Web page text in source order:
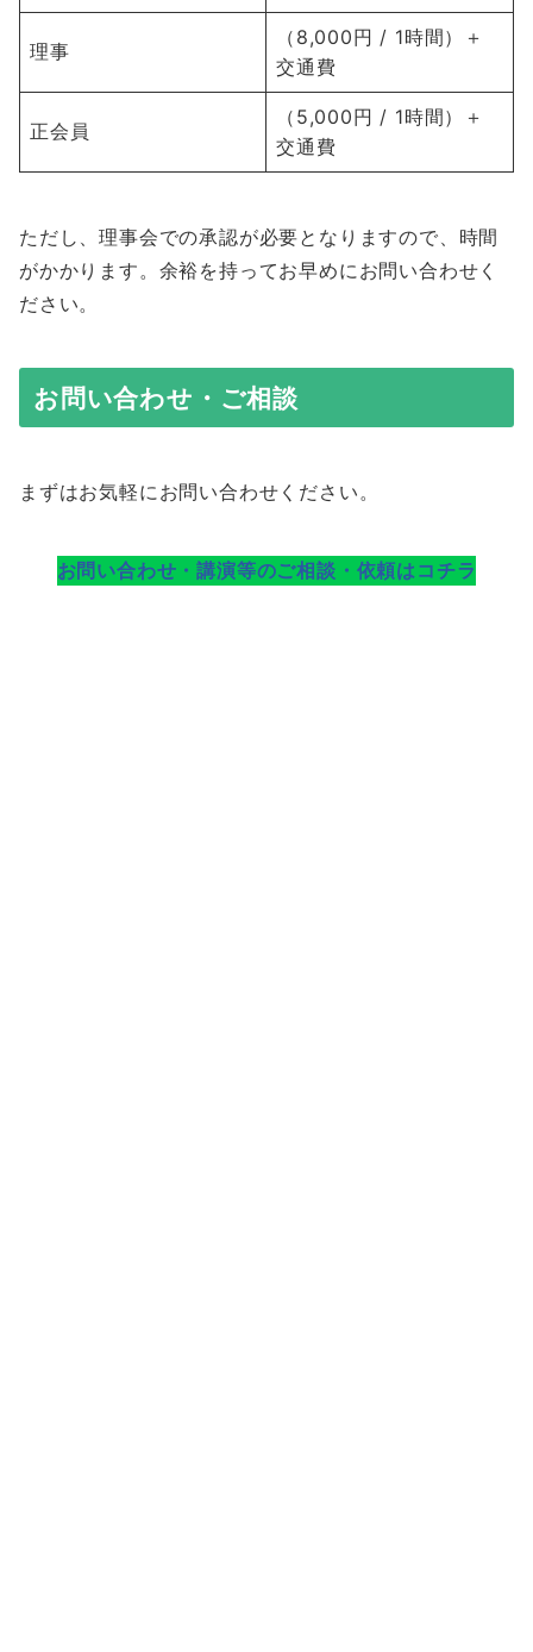
理事
（8,000円 / 1時間）＋
交通費
正会員
（5,000円 / 1時間）＋
交通費
ただし、理事会での承認が必要となりますので、時間
がかかります。余裕を持ってお早めにお問い合わせく
ださい。
お問い合わせ・ご相談
まずはお気軽にお問い合わせください。
お問い合わせ・講演等のご相談・依頼はコチラ